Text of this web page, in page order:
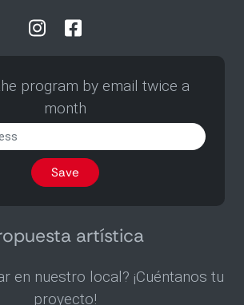
program by email twice a
month
program
by
month
Save
artística
en nuestro local? ¡Cuéntanos tu
proyecto!